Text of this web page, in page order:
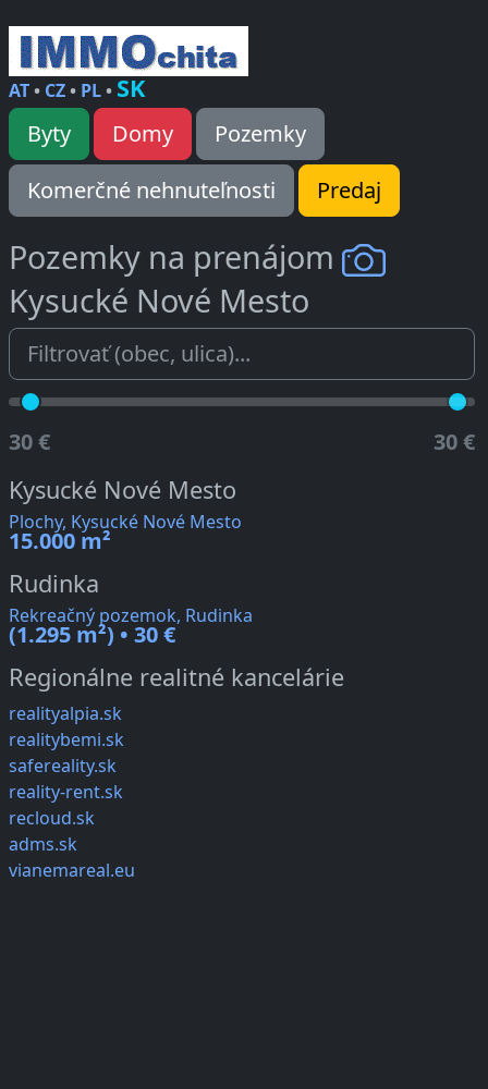
AT• CZ• PL• SK
Byty Domy
Pozemky
Komerčné nehnuteľnosti
Predaj
Pozemky na prenájom
Kysucké Nové Mesto
30 € 30 €
Kysucké Nové Mesto
Plochy, Kysucké Nové Mesto
15.000 m²
Rudinka
Rekreačný pozemok, Rudinka
(1.295 m²) • 30 €
Regionálne realitné kancelárie
realityalpia.sk
realitybemi.sk
safereality.sk
reality-rent.sk
recloud.sk
adms.sk
vianemareal.eu